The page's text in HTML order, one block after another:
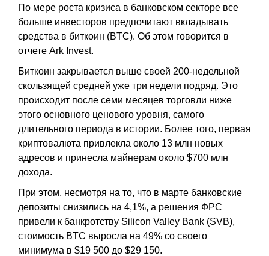
По мере роста кризиса в банковском секторе все
больше инвесторов предпочитают вкладывать
средства в биткоин (BTC). Об этом говорится в
отчете Ark Invest.
Биткоин закрывается выше своей 200-недельной
скользящей средней уже три недели подряд. Это
происходит после семи месяцев торговли ниже
этого основного ценового уровня, самого
длительного периода в истории. Более того, первая
криптовалюта привлекла около 13 млн новых
адресов и принесла майнерам около $700 млн
дохода.
При этом, несмотря на то, что в марте банковские
депозиты снизились на 4,1%, а решения ФРС
привели к банкротству Silicon Valley Bank (SVB),
стоимость BTC выросла на 49% со своего
минимума в $19 500 до $29 150.